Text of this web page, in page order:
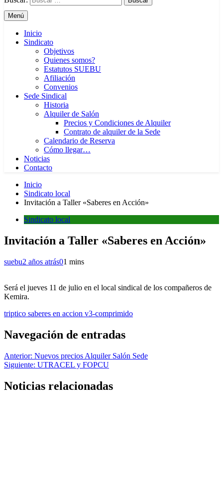
Menú
Inicio
Sindicato
Objetivos
Quienes somos?
Estatutos SUEBU
Afiliación
Convenios
Sede Sindical
Historia
Alquiler de Salón
Precios y Condiciones de Alquiler
Contrato de alquiler de la Sede
Calendario de Reserva
Cómo llegar…
Noticias
Contacto
Inicio
Sindicato local
Invitación a Taller «Saberes en Acción»
Sindicato local
Invitación a Taller «Saberes en Acción»
suebu2 años atrás01 mins
Será el jueves 11 de julio en el local sindical de los compañeros de
Kemira.
triptico saberes en accion v3-comprimido
Navegación de entradas
Anterior: Nuevos precios Alquiler Salón Sede
Siguiente: UTRACEL y FOPCU
Noticias relacionadas